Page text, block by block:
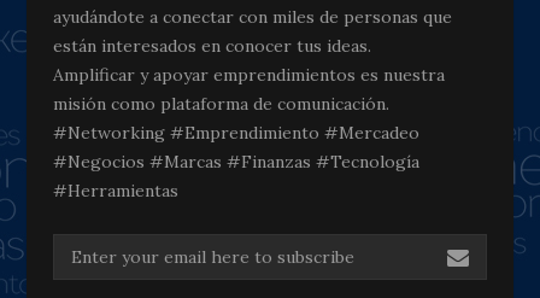
ayudándote a conectar con miles de personas que
están interesados en conocer tus ideas.
Amplificar y apoyar emprendimientos es nuestra
misión como plataforma de comunicación.
#Networking #Emprendimiento #Mercadeo
#Negocios #Marcas #Finanzas #Tecnología
#Herramientas